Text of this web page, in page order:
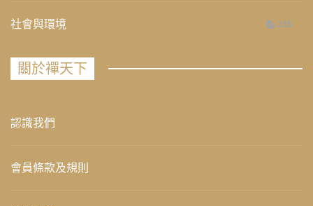
社會與環境 235
關於禪天下
認識我們
會員條款及規則